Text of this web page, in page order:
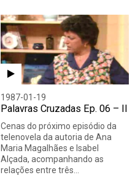
1987-01-19
Palavras Cruzadas Ep. 06 – II
Cenas do próximo episódio da
telenovela da autoria de Ana
Maria Magalhães e Isabel
Alçada, acompanhando as
relações entre três…